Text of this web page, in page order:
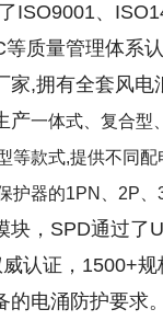
ISO9001、
等质量管理体系
家,拥有全套风电
产一体式、复合型
等款式,提供不同
护器的1PN、2P
块，SPD通过了
认证，1500+
的电涌防护要求。